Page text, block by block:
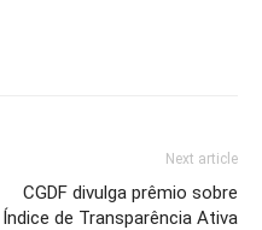
Next article
CGDF divulga prêmio sobre
Índice de Transparência Ativa